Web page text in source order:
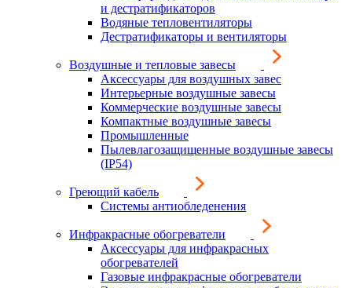
и дестратификаторов
Водяные тепловентиляторы
Дестратификаторы и вентиляторы
Воздушные и тепловые завесы
Аксессуары для воздушных завес
Интерьерные воздушные завесы
Коммерческие воздушные завесы
Компактные воздушные завесы
Промышленные
Пылевлагозащищенные воздушные завесы
(IP54)
Греющий кабель
Системы антиобледенения
Инфракрасные обогреватели
Аксессуары для инфракрасных
обогревателей
Газовые инфракрасные обогреватели